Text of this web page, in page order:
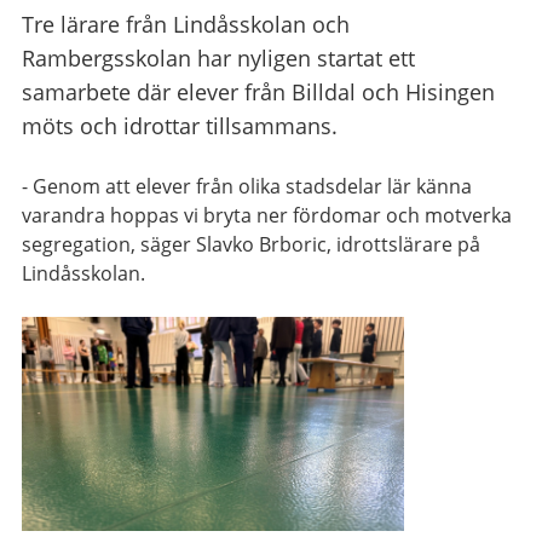
Tre lärare från Lindåsskolan och
Rambergsskolan har nyligen startat ett
samarbete där elever från Billdal och Hisingen
möts och idrottar tillsammans.
- Genom att elever från olika stadsdelar lär känna
varandra hoppas vi bryta ner fördomar och motverka
segregation, säger Slavko Brboric, idrottslärare på
Lindåsskolan.